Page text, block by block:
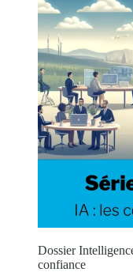
Dossier
confiance